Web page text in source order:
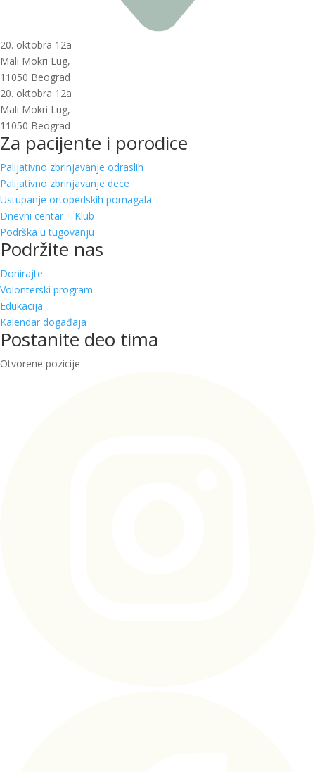
20. oktobra 12a
Mali Mokri Lug,
11050 Beograd
20. oktobra 12a
Mali Mokri Lug,
11050 Beograd
Za pacijente i porodice
Palijativno zbrinjavanje odraslih
Palijativno zbrinjavanje dece
Ustupanje ortopedskih pomagala
Dnevni centar – Klub
Podrška u tugovanju
Podržite nas
Donirajte
Volonterski program
Edukacija
Kalendar događaja
Postanite deo tima
Otvorene pozicije